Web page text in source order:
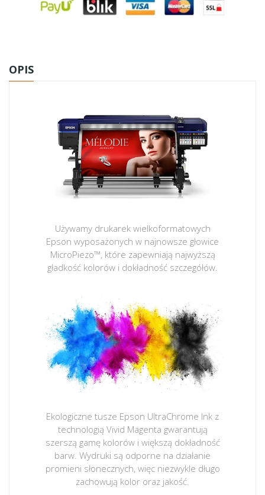
OPIS
Używamy drukarek wielkoformatowych
Epson wyposażonych w najnowsze głowice
MicroPiezo™, które zapewniają najwyższą
gładkość kolorów i dokładność szczegółów.
Ekologiczne tusze Epson UltraChrome Ink z
technologią Vivid Magenta gwarantują
szerszą gamę kolorów i większą dokładność
barw. Wydruki są odporne na działanie
promieni słonecznych, więc niezwykle długo
zachowują kolor oraz jakość.